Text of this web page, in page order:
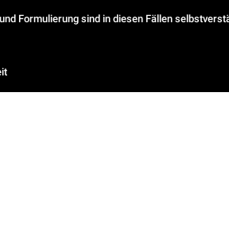
Formulierung sind in diesen Fällen